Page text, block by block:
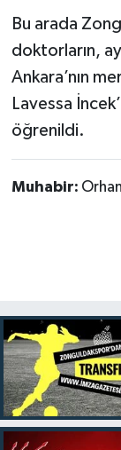
Bu arada
doktorların,
Ankara’nın
Lavessa
öğrenildi.
Muhabir: